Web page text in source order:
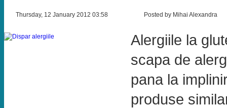
Thursday, 12 January 2012 03:58 Posted by Mihai Alexandra
Alergiile la
scapa de
pana la
produse